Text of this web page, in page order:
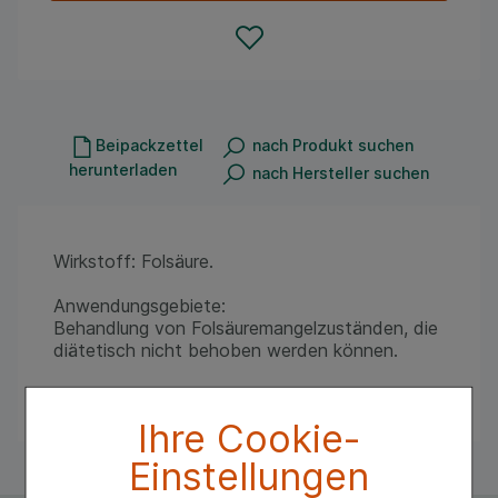
Ihre Cookie-
Einstellungen
Beipackzettel
herunterladen
nach Produkt suchen
nach Hersteller suchen
Wirkstoff: Folsäure.
Anwendungsgebiete:
Behandlung von Folsäuremangelzuständen, die
diätetisch nicht behoben werden können.
Warnhinweis: Tabletten enth. Lactose!